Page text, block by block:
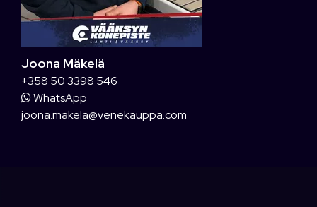
Joona Mäkelä
+358 50 3398 546
WhatsApp
joona.makela@venekauppa.com